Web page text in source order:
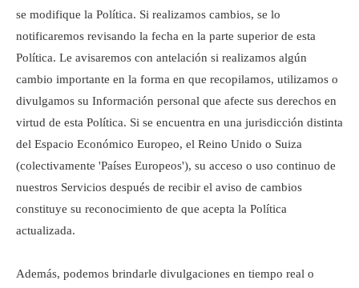
se modifique la Política. Si realizamos cambios, se lo
notificaremos revisando la fecha en la parte superior de esta
Política. Le avisaremos con antelación si realizamos algún
cambio importante en la forma en que recopilamos, utilizamos o
divulgamos su Información personal que afecte sus derechos en
virtud de esta Política. Si se encuentra en una jurisdicción distinta
del Espacio Económico Europeo, el Reino Unido o Suiza
(colectivamente 'Países Europeos'), su acceso o uso continuo de
nuestros Servicios después de recibir el aviso de cambios
constituye su reconocimiento de que acepta la Política
actualizada.
Además, podemos brindarle divulgaciones en tiempo real o